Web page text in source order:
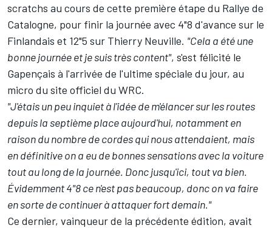
scratchs au cours de cette première étape du Rallye de
Catalogne, pour finir la journée avec 4"8 d'avance sur le
Finlandais et 12"5 sur Thierry Neuville. "Cela a été une
bonne journée et je suis très content", s'est félicité le
Gapençais à l'arrivée de l'ultime spéciale du jour, au
micro du site officiel du WRC.
"J'étais un peu inquiet à l'idée de m'élancer sur les routes
depuis la septième place aujourd'hui, notamment en
raison du nombre de cordes qui nous attendaient, mais
en définitive on a eu de bonnes sensations avec la voiture
tout au long de la journée. Donc jusqu'ici, tout va bien.
Évidemment 4"8 ce n'est pas beaucoup, donc on va faire
en sorte de continuer à attaquer fort demain."
Ce dernier, vainqueur de la précédente édition, avait